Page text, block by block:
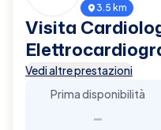
3.5 km
Visita
Vedi altre prestazioni
Prima disponibilità
-